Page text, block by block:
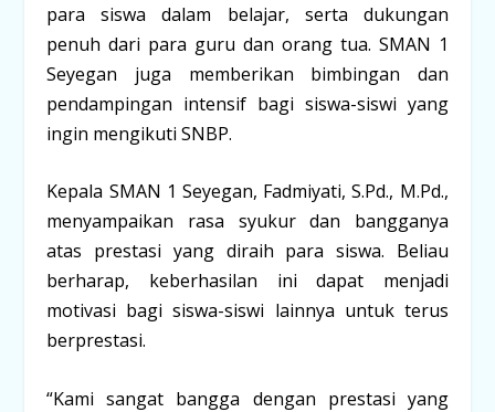
para siswa dalam belajar, serta dukungan
penuh dari para guru dan orang tua. SMAN 1
Seyegan juga memberikan bimbingan dan
pendampingan intensif bagi siswa-siswi yang
ingin mengikuti SNBP.
Kepala SMAN 1 Seyegan, Fadmiyati, S.Pd., M.Pd.,
menyampaikan rasa syukur dan bangganya
atas prestasi yang diraih para siswa. Beliau
berharap, keberhasilan ini dapat menjadi
motivasi bagi siswa-siswi lainnya untuk terus
berprestasi.
“Kami sangat bangga dengan prestasi yang